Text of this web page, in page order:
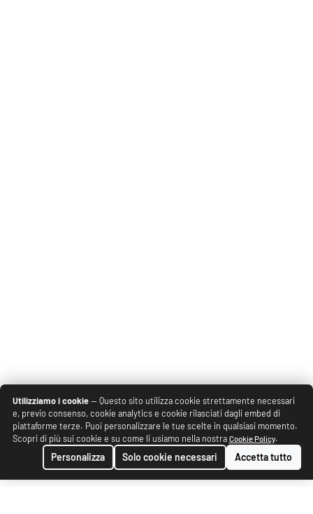
Utilizziamo i cookie— Questo sito utilizza cookie strettamente necessari
e, previo consenso, cookie analytics e cookie rilasciati dagli embed di
piattaforme terze. Puoi personalizzare le tue scelte in qualsiasi momento.
Scopri di più sui cookie e su come li usiamo nella nostra Cookie Policy.
Personalizza Solo cookie necessari Accetta tutto